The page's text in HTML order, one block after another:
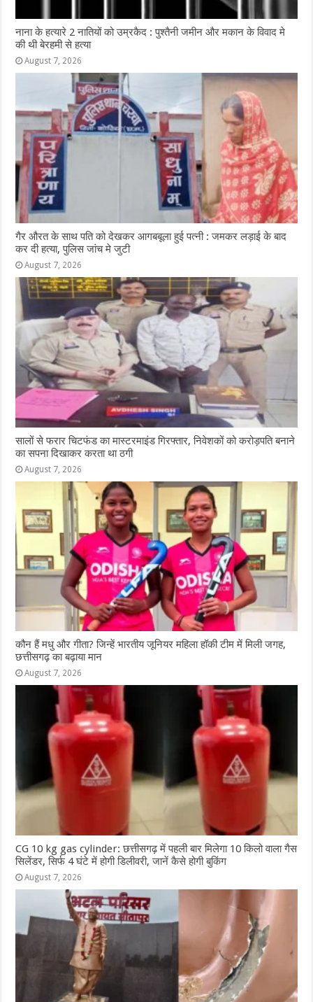
नाना के हत्यारे 2 नातियों को उम्रकैद : पुश्तैनी जमीन और मकान के विवाद मे
की थी बेरहमी से हत्या
August 7, 2026
गैर औरत के साथ पति को देखकर आगबबूला हुई पत्नी : जमकर लड़ाई के बाद
कर दी हत्या, पुलिस जांच मे जुटी
August 7, 2026
सालों से फरार चिटफंड का मास्टरमाइंड गिरफ्तार, निवेशकों को करोड़पति बनाने
का सपना दिखाकर करता था ठगी
August 7, 2026
कौन हैं मधु और गीता? जिन्हें भारतीय जूनियर महिला हॉकी टीम में मिली जगह,
छत्तीसगढ़ का बढ़ाया मान
August 7, 2026
CG 10 kg gas cylinder: छत्तीसगढ़ में पहली बार मिलेगा 10 किलो वाला गैस
सिलेंडर, सिर्फ 4 घंटे में होगी डिलीवरी, जानें कैसे होगी बुकिंग
August 7, 2026